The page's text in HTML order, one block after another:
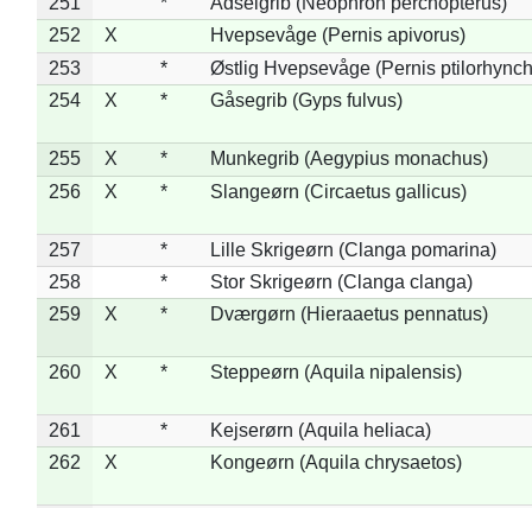
252
X
Hvepsevåge (Pernis apivorus)
253
*
Østlig Hvepsevåge (Pernis
254
X * Gåsegrib (Gyps fulvus)
255 X *
Munkegrib (Aegypius monachus)
256
X * Slangeørn (Circaetus gallicus)
257 *
Lille Skrigeørn (Clanga pomarina)
258
*
Stor Skrigeørn (Clanga clanga)
259
X * Dværgørn (Hieraaetus pennatus)
260 X * Steppeørn (Aquila nipalensis)
261 *
Kejserørn (Aquila heliaca)
262
X Kongeørn (Aquila chrysaetos)